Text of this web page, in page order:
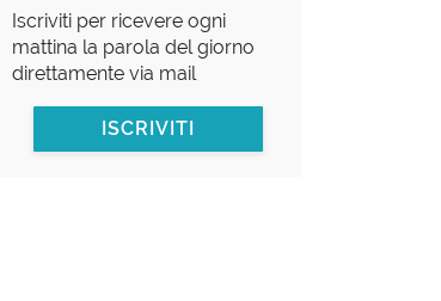
Iscriviti per ricevere ogni
mattina la parola del giorno
direttamente via mail
ISCRIVITI